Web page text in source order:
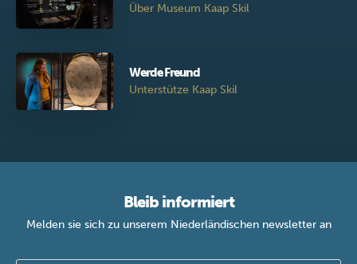
Über Museum Kaap Skil
Werde Freund
Unterstütze Kaap Skil
Bleib informiert
Melden sie sich zu unserem Niederländischen newsletter an